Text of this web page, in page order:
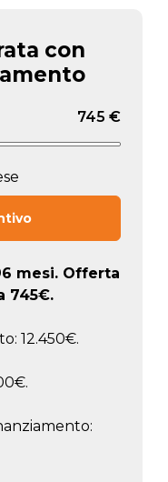
con
745 €
mesi. Offerta
745€.
12.450€.